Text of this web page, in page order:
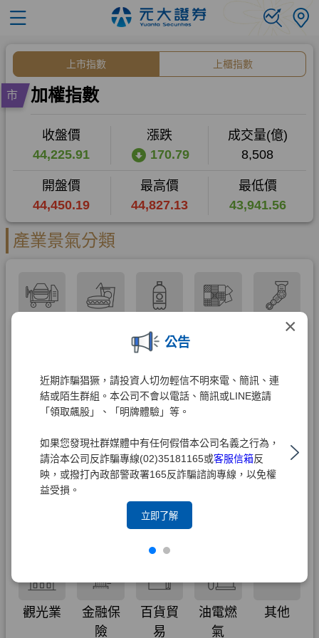
×
公告
近期詐騙猖獗，請投資人切勿輕信不明來電、簡訊、連
結或陌生群組。本公司不會以電話、簡訊或LINE邀請
「領取飆股」、「明牌體驗」等。
如果您發現社群媒體中有任何假借本公司名義之行為，
請洽本公司反詐騙專線(02)35181165或客服信箱反
映，或撥打內政部警政署165反詐騙諮詢專線，以免權
益受損。
立即了解